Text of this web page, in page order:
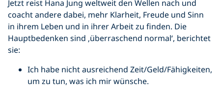
Jetzt reist Hana Jung weltweit den Wellen nach und
coacht andere dabei, mehr Klarheit, Freude und Sinn
in ihrem Leben und in ihrer Arbeit zu finden. Die
Hauptbedenken sind ‚überraschend normal‘, berichtet
sie:
Ich habe nicht ausreichend Zeit/Geld/Fähigkeiten,
um zu tun, was ich mir wünsche.